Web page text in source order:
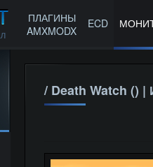
ПЛАГИНЫ
AMXMODX
ECD
/ Death Watch ()